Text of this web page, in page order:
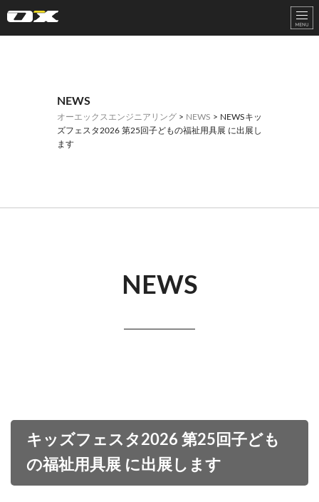
NEWS
オーエックスエンジニアリング> NEWS > NEWSキッ
ズフェスタ2026 第25回子どもの福祉用具展 に出展し
ます
NEWS
キッズフェスタ2026 第25回子ども
の福祉用具展 に出展します